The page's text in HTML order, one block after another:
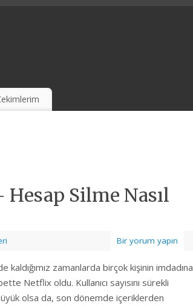
Silme Nasıl
Bir yorum yapın
zamanlarda birçok kişinin imdadına
Netflix oldu. Kullanıcı sayısını sürekli
olsa da, son dönemde içeriklerden